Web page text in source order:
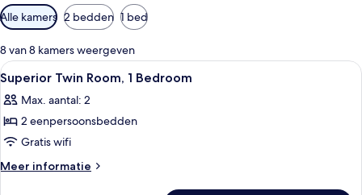
Beschikbare
filters
voor
kamers
Alle kamers 2 bedden 1 bed
8 van 8 kamers weergeven
Alle
foto's
voor
Superior
Twin
Room,
Een hotelkamer met twee bedden,
4
Superior Twin Room, 1 Bedroom
Max. aantal: 2
2 eenpersoonsbedden
Gratis wifi
Meer informatie
Meer